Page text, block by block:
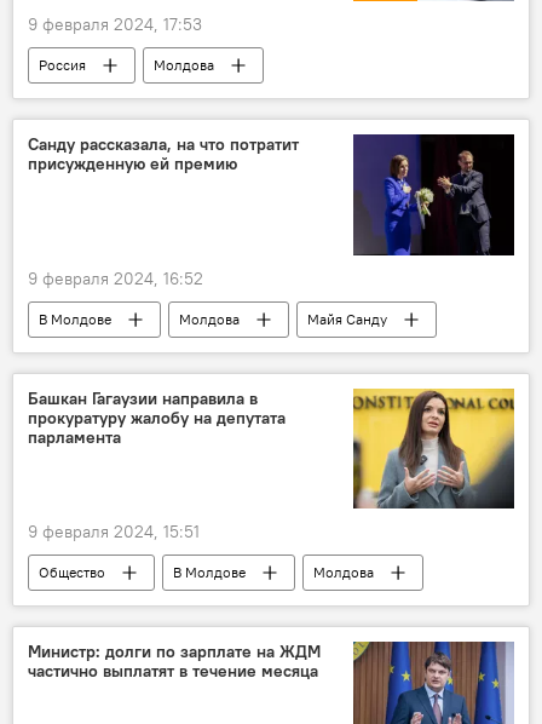
9 февраля 2024, 17:53
Россия
Молдова
Выборы президента России — 2024
выборы
Санду рассказала, на что потратит
присужденную ей премию
9 февраля 2024, 16:52
В Молдове Молдова Майя Санду
Башкан Гагаузии направила в
прокуратуру жалобу на депутата
парламента
9 февраля 2024, 15:51
Общество В Молдове
Молдова
Гагаузия
Евгения Гуцул
Оазу Нантой
Министр: долги по зарплате на ЖДМ
частично выплатят в течение месяца